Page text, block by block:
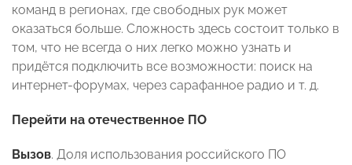
команд в регионах, где свободных рук может
оказаться больше. Сложность здесь состоит только в
том, что не всегда о них легко можно узнать и
придётся подключить все возможности: поиск на
интернет-форумах, через сарафанное радио и т. д.
Перейти на отечественное ПО
Вызов. Доля использования российского ПО